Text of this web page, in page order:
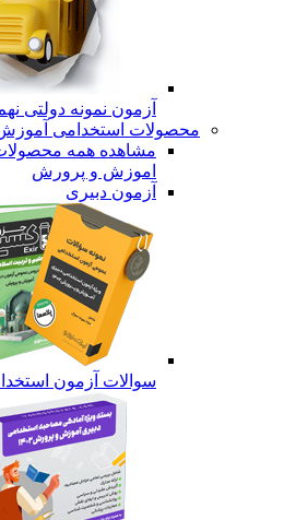
آزمون نمونه دولتی
محصولات استخدامی
مشاهده همه
اموزش و پرورش
آزمون دبیری
سوالات آزمون